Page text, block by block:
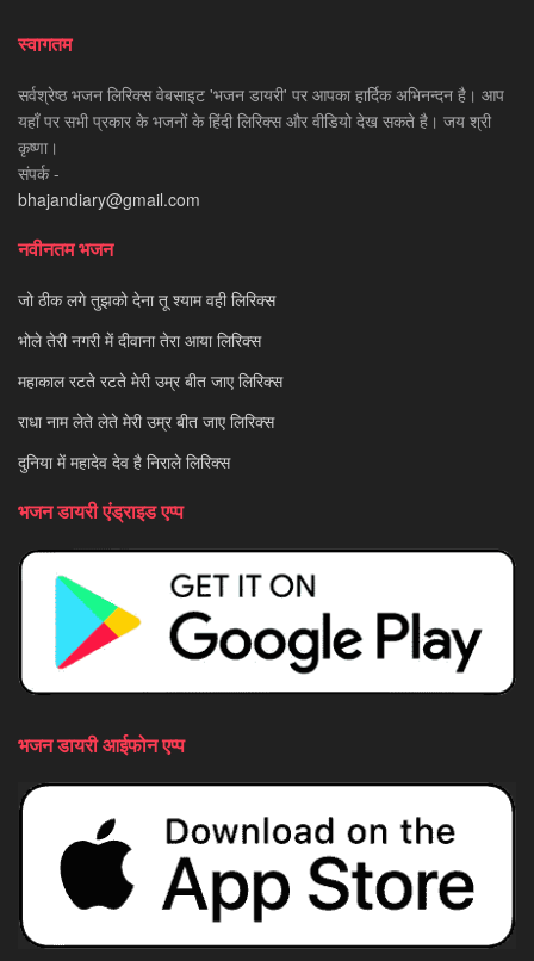
स्वागतम
सर्वश्रेष्ठ भजन लिरिक्स वेबसाइट 'भजन डायरी' पर आपका हार्दिक अभिनन्दन है। आप
यहाँ पर सभी प्रकार के भजनों के हिंदी लिरिक्स और वीडियो देख सकते है। जय श्री
कृष्णा।
संपर्क -
bhajandiary@gmail.com
नवीनतम भजन
जो ठीक लगे तुझको देना तू श्याम वही लिरिक्स
भोले तेरी नगरी में दीवाना तेरा आया लिरिक्स
महाकाल रटते रटते मेरी उम्र बीत जाए लिरिक्स
राधा नाम लेते लेते मेरी उम्र बीत जाए लिरिक्स
दुनिया में महादेव देव है निराले लिरिक्स
भजन डायरी एंड्राइड एप्प
भजन डायरी आईफोन एप्प